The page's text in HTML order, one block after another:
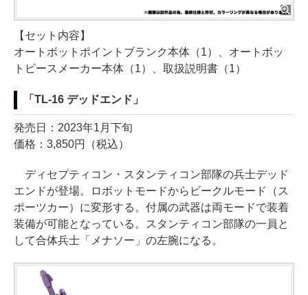
【セット内容】
オートボットポイントブランク本体（1）、オートボッ
トピースメーカー本体（1）、取扱説明書（1）
「TL-16 デッドエンド」
発売日：2023年1月下旬
価格：3,850円（税込）
ディセプティコン・スタンティコン部隊の兵士デッド
エンドが登場。ロボットモードからビークルモード（ス
ポーツカー）に変形する。付属の武器は両モードで装着
装備が可能となっている。スタンティコン部隊の一員と
して合体兵士「メナソー」の左腕になる。